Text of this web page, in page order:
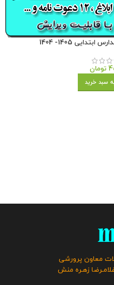
1405- 1404
تومان
سبد خرید
معاون پرورشی
زهـره منش